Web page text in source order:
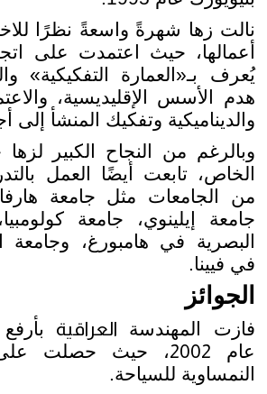
نالت زها شهرةً واسعةً نظرًا
أعمالها، حيث اعتمدت على
يُعرف بـ«العمارة التفكيكية»
هدم الأسس الإقليديسية،
والديناميكية وتفكيك المنشأ إلى
وبالرغم من النجاح الكبير
الخاص، تابعت أيضًا العمل
من الجامعات مثل جامعة
جامعة إيلينوي، جامعة
البصرية في هامبورغ، وجامعة
في فيينا.
الجوائز
فازت المهندسة العراقية
عام 2002، حيث حصلت على
النمساوية للسياحة.